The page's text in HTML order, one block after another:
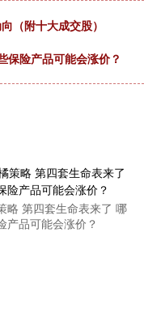
（附十大成交股）
保险产品可能会涨价？
略 第四套生命表来了 哪
产品可能会涨价？